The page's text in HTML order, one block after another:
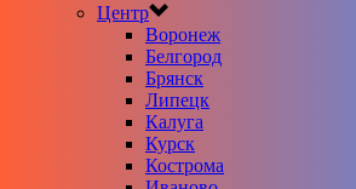
Центр
Воронеж
Белгород
Брянск
Липецк
Калуга
Курск
Кострома